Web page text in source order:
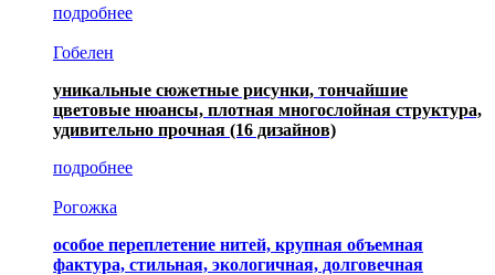
подробнее
Гобелен
уникальные сюжетные рисунки, тончайшие
цветовые нюансы, плотная многослойная структура,
удивительно прочная (16 дизайнов)
подробнее
Рогожка
особое переплетение нитей, крупная объемная
фактура, стильная, экологичная, долговечная